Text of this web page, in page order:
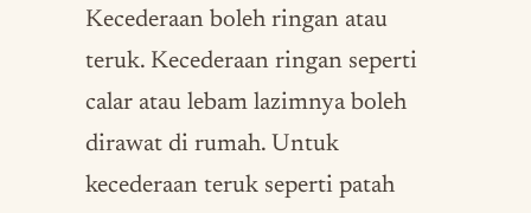
Kecederaan boleh ringan atau
teruk. Kecederaan ringan seperti
calar atau lebam lazimnya boleh
dirawat di rumah. Untuk
kecederaan teruk seperti patah